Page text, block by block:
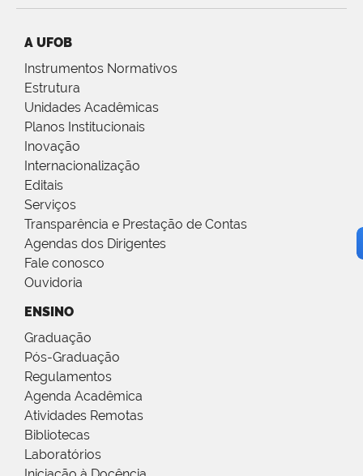
A UFOB
Instrumentos Normativos
Estrutura
Unidades Acadêmicas
Planos Institucionais
Inovação
Internacionalização
Editais
Serviços
Transparência e Prestação de Contas
Agendas dos Dirigentes
Fale conosco
Ouvidoria
ENSINO
Graduação
Pós-Graduação
Regulamentos
Agenda Acadêmica
Atividades Remotas
Bibliotecas
Laboratórios